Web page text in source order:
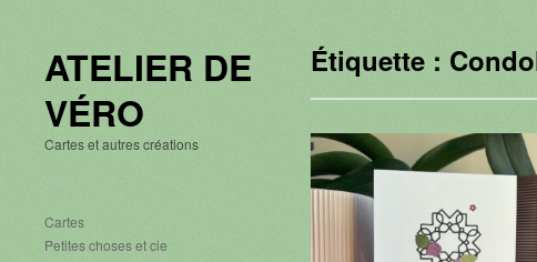
ATELIER DE
VÉRO
Cartes et autres créations
Cartes
Petites choses et cie
Étiquette :